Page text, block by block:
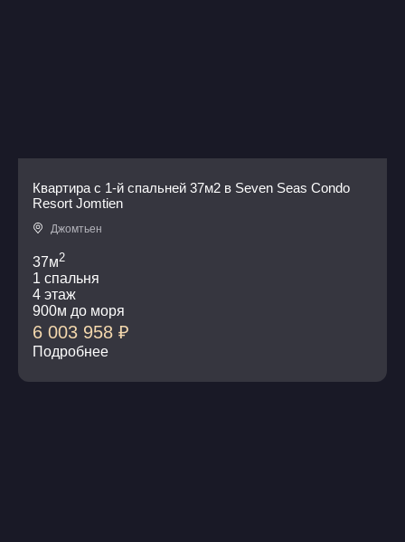
Квартира с 1-й спальней 37м2 в Seven Seas Condo
Resort Jomtien
Джомтьен
37м2
1 спальня
4 этаж
900м до моря
6 003 958 ₽
Подробнее